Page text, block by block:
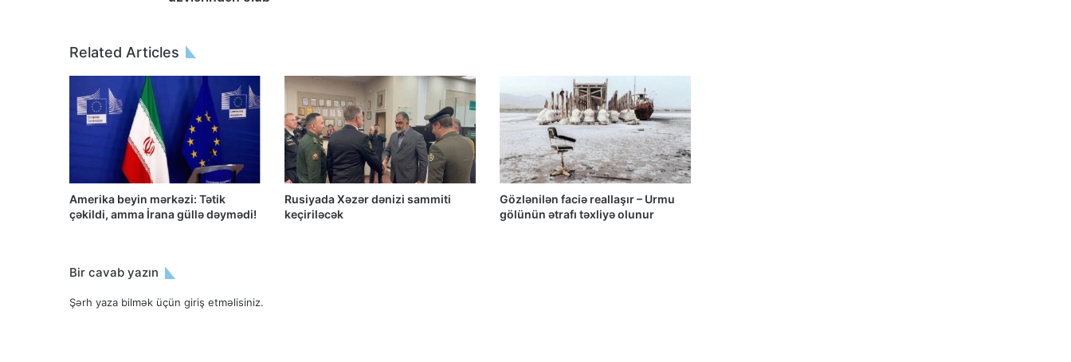
Azərbaycanlı məhbuslar Evin
həbsxanasında eyləm keçiriblər
Qacar Şahlarının İtən Qəbirləri və Gizli
Vəsiyyətnamə — Princess Məryəm
Related Articles
Amerika beyin mərkəzi: Tətik
çəkildi, amma İrana güllə dəymədi!
Rusiyada Xəzər dənizi sammiti
keçiriləcək
Gözlənilən faciə reallaşır – Urmu
gölünün ətrafı təxliyə olunur
Bir cavab yazın
Şərh yaza bilmək üçün giriş etməlisiniz.